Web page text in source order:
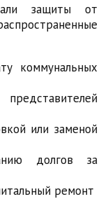
защиты от
коммунальных
или заменой
долгов за
ремонт